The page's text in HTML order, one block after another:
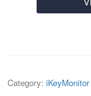
Category: iKeyMonitor